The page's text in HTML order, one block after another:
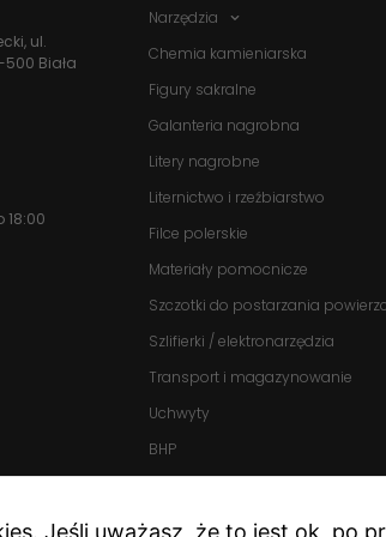
ul.
500 Biała
18:00
Narzędzia
Chemia kamieniarska
Figury sakralne
Galanteria nagrobna
Litery nagrobne
Liternictwo i rzeźbiarstwo
Filce polerskie
Materiały pomocnicze
Szczotki do postarzania
Szlifierki / elektronarzędzia
Transport i magazynowanie
Uchwyty
BHP
Nowości
Jeśli uważasz, że to jest ok, po